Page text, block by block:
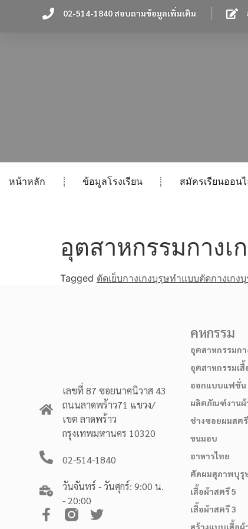
02-514-1840 สอบถามข้อมูลเพิ่มเติม
หน้าหลัก ข้อมูลโรงเรียน สมัครเรียนออน
อุตสาหกรรมกางเ
Tagged ตัดเย็บกางเกงบุรุษทำแบบตัดกางเกง
เลขที่ 87 ซอยนาคนิวาส 43
ถนนลาดพร้าว71 แขวง/
เขต ลาดพร้าว
กรุงเทพมหานคร 10320
02-514-1840
วันจันทร์ - วันศุกร์: 9:00 น.
- 20:00
คหกรรม
อุตสาหกรรมกา
อุตสาหกรรมเ
ออกแบบแฟชั่น
ผลิตภัณฑ์งานผ้
ช่างซอยผมสตรี
ขนมอบ
อาหารไทย
ตัดผมสุภาพบุรุ
เสื้อผ้าสตรี 5
เสื้อผ้าสตรี 3
สร้างแบบเสื้อผ้